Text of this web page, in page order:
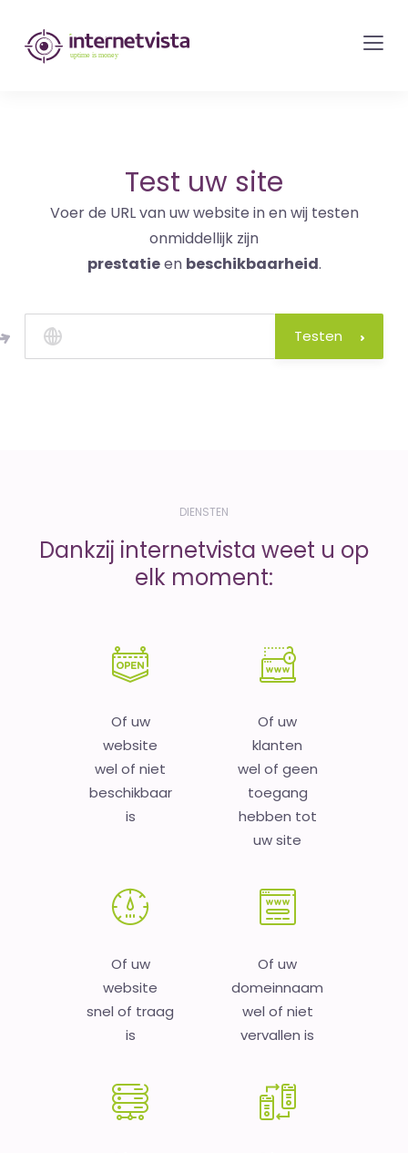
internetvista
monitoring
en
internetdiensten
Uptime
is
money
Test uw site
Voer de URL van uw website in en wij testen
onmiddellijk zijn
prestatieen beschikbaarheid.
Testen
DIENSTEN
Dankzij internetvista weet u op
elk moment:
Of uw
website
wel of niet
beschikbaar
is
Of uw
klanten
wel of geen
toegang
hebben tot
uw site
Of uw
website
snel of traag
is
Of uw
domeinnaam
wel of niet
vervallen is